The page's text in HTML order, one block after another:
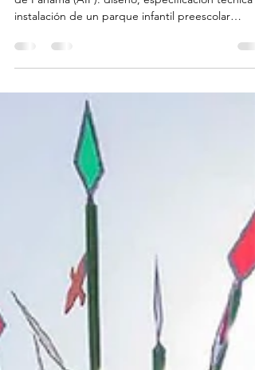
de Parque Infantil Preescolar
Caso de estudio en la Academia Interamericana
instalación de un parque infantil preescolar
desarrollado junto a arquitectos, incorporando
equipos certificados, cálculo de áreas de
seguridad, excavaciones, fundaciones y
de impacto con shock pads bajo grama sintética.
Un enfoque integral que posiciona a Playtime
Panamá como referente para arquitectos y
desarrolladores.